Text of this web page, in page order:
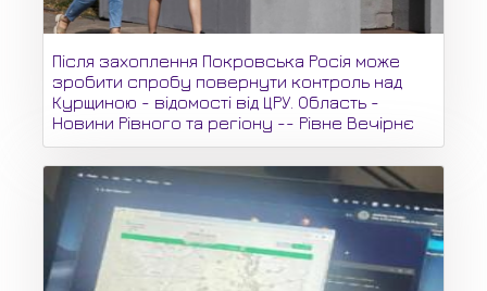
Після захоплення Покровська Росія може
зробити спробу повернути контроль над
Курщиною - відомості від ЦРУ. Область -
Новини Рівного та регіону -- Рівне Вечірнє